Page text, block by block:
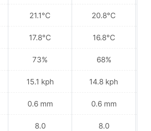
21.1°C
17.8°C
73%
15.1 kph
0.6 mm
8.0
20.8°C
16.8°C
68%
14.8 kph
0.6 mm
8.0